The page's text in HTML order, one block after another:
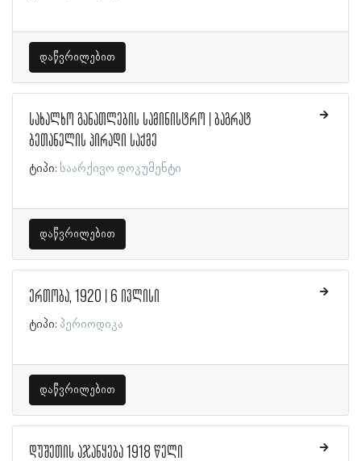
დაწვრილებით
სახალხო განათლების სამინისტრო | ბაგრატ
ბეთანელის პირადი საქმე
ტიპი: საარქივო დოკუმენტი
დაწვრილებით
ერთობა, 1920 | 6 ივლისი
ტიპი: პერიოდიკა
დაწვრილებით
დუშეთის აჯანყება 1918 წელი